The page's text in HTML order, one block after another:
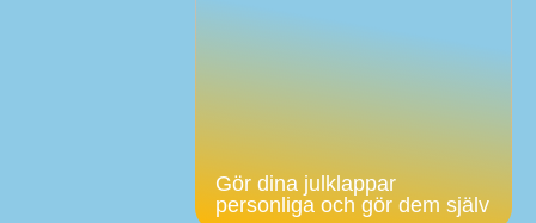
Gör dina julklappar
personliga och gör dem själv